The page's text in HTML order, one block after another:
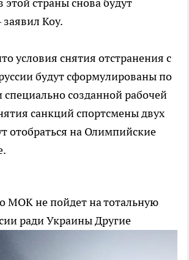
страны снова будут
Коу.
условия снятия отстранения с
будут сформулированы по
созданной рабочей
санкций спортсмены двух
отобраться на Олимпийские
МОК не пойдет на тотальную
ради УкраиныДругие